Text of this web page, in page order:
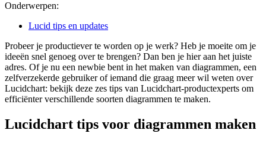
Onderwerpen:
Lucid tips en updates
Probeer je productiever te worden op je werk? Heb je moeite om je
ideeën snel genoeg over te brengen? Dan ben je hier aan het juiste
adres. Of je nu een newbie bent in het maken van diagrammen, een
zelfverzekerde gebruiker of iemand die graag meer wil weten over
Lucidchart: bekijk deze zes tips van Lucidchart-productexperts om
efficiënter verschillende soorten diagrammen te maken.
Lucidchart tips voor diagrammen maken